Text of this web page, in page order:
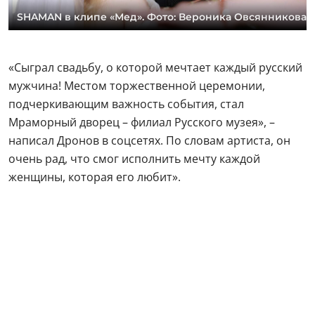
SHAMAN в клипе «Мед». Фото: Вероника Овсянникова
«Сыграл свадьбу, о которой мечтает каждый русский
мужчина! Местом торжественной церемонии,
подчеркивающим важность события, стал
Мраморный дворец – филиал Русского музея», –
написал Дронов в соцсетях. По словам артиста, он
очень рад, что смог исполнить мечту каждой
женщины, которая его любит».